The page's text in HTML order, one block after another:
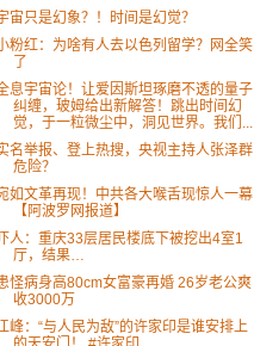
宙只是幻象？！时间是幻觉？
粉红：为啥有人去以色列留学？网全笑
了
息宇宙论！让爱因斯坦琢磨不透的量子
纠缠，玻姆给出新解答！跳出时间幻
觉，于一粒微尘中，洞见世界。我们...
名举报、登上热搜，央视主持人张泽群
危险？
如文革再现！中共各大喉舌现惊人一幕
【阿波罗网报道】
人：重庆33层居民楼底下被挖出4室1
厅，结果…
怪病身高80cm女富豪再婚 26岁老公爽
收3000万
峰：“与人民为敌”的许家印是谁安排上